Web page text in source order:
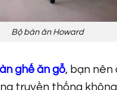
Bộ bàn ăn Howard
ghế ăn gỗ, bạn nên
truyền thống